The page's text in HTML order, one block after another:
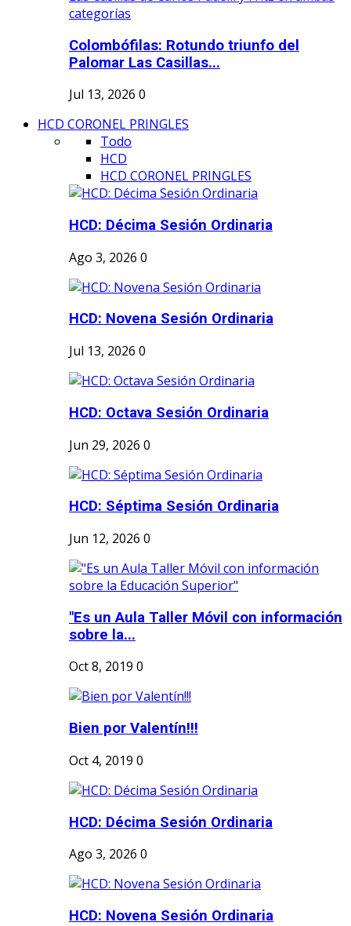
Colombófilas: Rotundo triunfo del
Palomar Las Casillas...
Jul 13, 2026 0
HCD CORONEL PRINGLES
Todo
HCD
HCD CORONEL PRINGLES
HCD: Décima Sesión Ordinaria
Ago 3, 2026 0
HCD: Novena Sesión Ordinaria
Jul 13, 2026 0
HCD: Octava Sesión Ordinaria
Jun 29, 2026 0
HCD: Séptima Sesión Ordinaria
Jun 12, 2026 0
"Es un Aula Taller Móvil con información
sobre la...
Oct 8, 2019 0
Bien por Valentín!!!
Oct 4, 2019 0
HCD: Décima Sesión Ordinaria
Ago 3, 2026 0
HCD: Novena Sesión Ordinaria